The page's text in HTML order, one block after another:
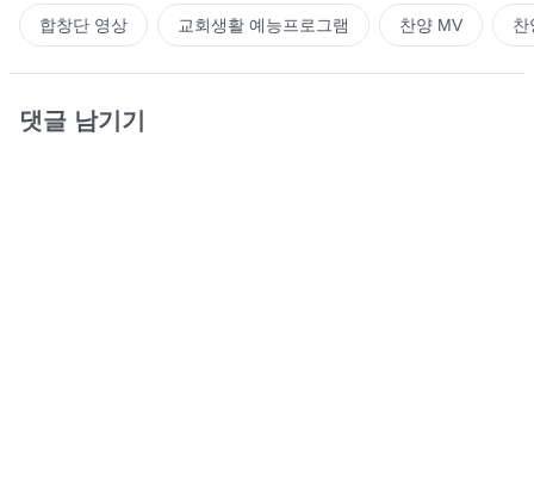
합창단 영상 교회생활 예능프로그램 찬양 MV 찬
댓글 남기기